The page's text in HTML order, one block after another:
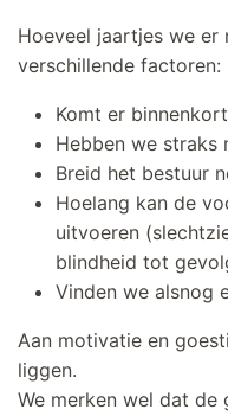
Hoeveel jaartjes we
verschillende factoren:
Komt er
Hebben we straks
Breid het bestuur
Hoelang kan de
uitvoeren
blindheid tot
Vinden we alsnog
Aan motivatie en
liggen.
We merken wel dat